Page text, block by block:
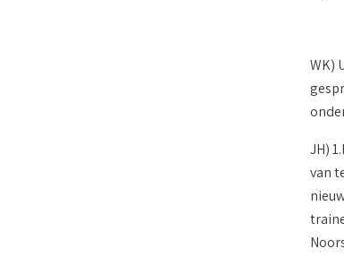
WK)
JH)
van